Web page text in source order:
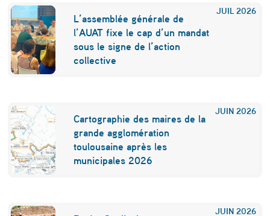
u
s
e
t
r
i
a
n
JUIL 2026
L’assemblée générale de
l’AUAT fixe le cap d’un mandat
sous le signe de l’action
collective
JUIN 2026
Cartographie des maires de la
grande agglomération
toulousaine après les
municipales 2026
JUIN 2026